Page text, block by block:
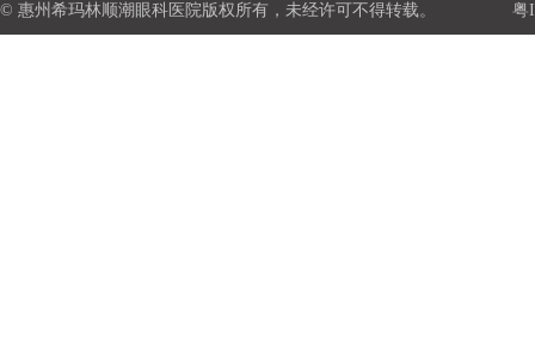
© 惠州希玛林顺潮眼科医院版权所有，未经许可不得转载。 粤